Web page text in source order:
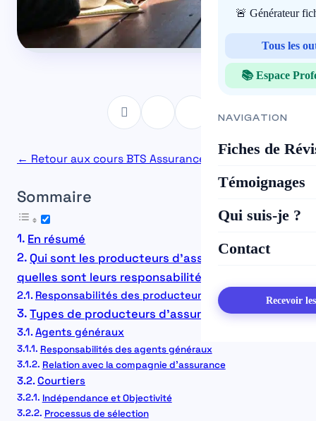
🚨 Générateur
Tous les
📚 Espace
NAVIGATION
Fiches de
Témoignages
Qui suis-je ?
Contact
Recevoir
← Retour aux cours BTS Assurance
Sommaire
En résumé
Qui sont les producteurs d’assurance et
quelles sont leurs responsabilités ?
Responsabilités des producteurs d’assurance
Types de producteurs d’assurance
Agents généraux
Responsabilités des agents généraux
Relation avec la compagnie d’assurance
Courtiers
Indépendance et Objectivité
Processus de sélection